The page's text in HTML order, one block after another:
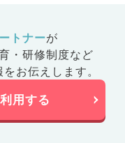
トナーが
・研修制度など
お伝えします。
用する